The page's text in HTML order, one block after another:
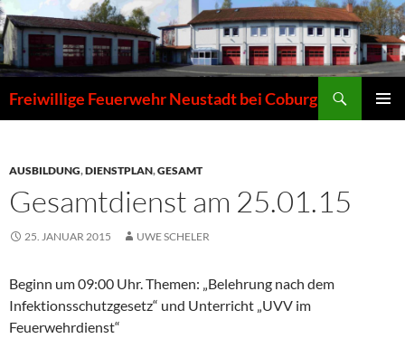
Zum
Inhalt
springen
Freiwillige Feuerwehr Neustadt bei Coburg
AUSBILDUNG,DIENSTPLAN,GESAMT
Gesamtdienst am 25.01.15
25. JANUAR 2015 UWE SCHELER
Beginn um 09:00 Uhr. Themen: „Belehrung nach dem
Infektionsschutzgesetz“ und Unterricht „UVV im
Feuerwehrdienst“